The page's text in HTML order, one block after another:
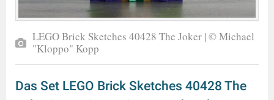
LEGO Brick Sketches 40428 The Joker | © Michael
"Kloppo" Kopp
Das Set LEGO Brick Sketches 40428 The